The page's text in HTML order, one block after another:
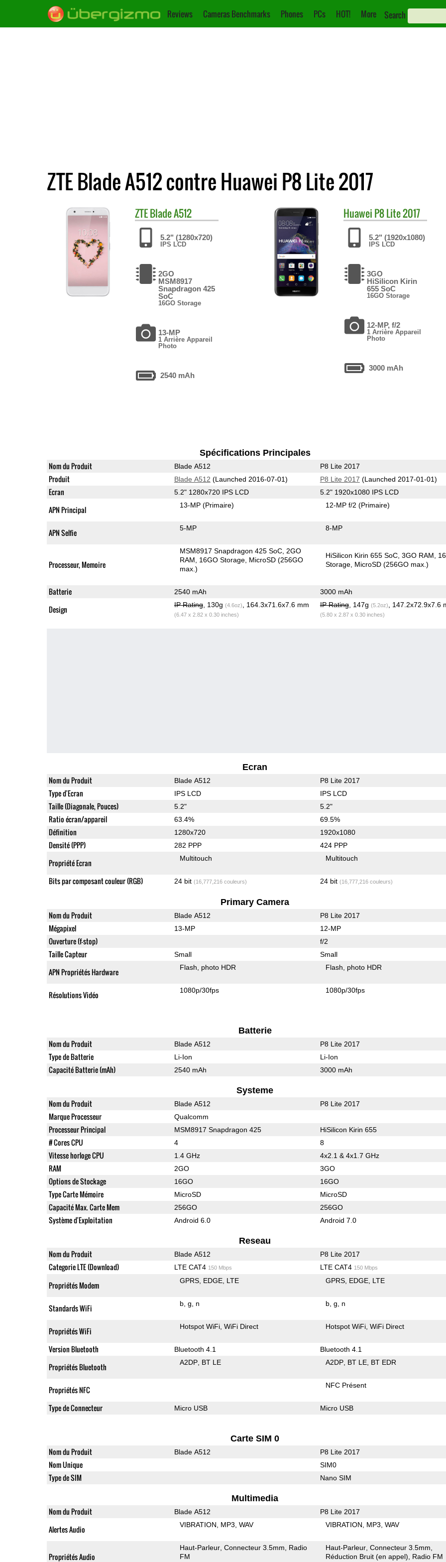
Reviews Cameras Benchmarks Phones PCs HOT! More Search
ZTE Blade A512 contre Huawei P8 Lite 2017
ZTEBlade A512
5.2" (1280x720)
IPS LCD
2GO
MSM8917
Snapdragon 425
SoC
16GO Storage
13-MP
1 Arrière Appareil
Photo
2540 mAh
Huawei P8 Lite 2017
5.2" (1920x1080)
IPS LCD
3GO
HiSilicon Kirin
655 SoC
16GO Storage
12-MP, f/2
1 Arrière Appareil
Photo
3000 mAh
Spécifications Principales
Nom du Produit Blade A512 P8 Lite 2017
Produit Blade A512 (Launched 2016-07-01) P8 Lite 2017 (Launched 2017-01-01)
Ecran 5.2" 1280x720 IPS LCD 5.2" 1920x1080 IPS LCD
APN Principal 13-MP(Primaire) 12-MP f/2(Primaire)
APN Selfie 5-MP 8-MP
Processeur, Memoire
MSM8917 Snapdragon 425 SoC 2GO
RAM
16GO Storage MicroSD (256GO
max.)
HiSilicon Kirin 655 SoC 3GO RAM
Storage MicroSD (256GO max.)
Batterie 2540 mAh 3000 mAh
Design IP Rating, 130g (4.6oz) , 164.3x71.6x7.6 mm
(6.47 x 2.82 x 0.30 inches)
IP Rating, 147g (5.2oz) , 147.2x72.9x7.6
(5.80 x 2.87 x 0.30 inches)
Ecran
Nom du Produit Blade A512 P8 Lite 2017
Type d'Ecran IPS LCD IPS LCD
Taille (Diagonale, Pouces) 5.2" 5.2"
Ratio écran/appareil 63.4% 69.5%
Définition 1280x720 1920x1080
Densité (PPP) 282 PPP 424 PPP
Propriété Ecran Multitouch Multitouch
Bits par composant couleur (RGB) 24 bit (16,777,216 couleurs) 24 bit (16,777,216 couleurs)
Primary Camera
Nom du Produit Blade A512 P8 Lite 2017
Mégapixel 13-MP 12-MP
Ouverture (f-stop) f/2
Taille Capteur Small Small
APN Propriétés Hardware Flash photo HDR Flash photo HDR
Résolutions Vidéo 1080p/30fps 1080p/30fps
Batterie
Nom du Produit Blade A512 P8 Lite 2017
Type de Batterie Li-Ion Li-Ion
Capacité Batterie (mAh) 2540 mAh 3000 mAh
Systeme
Nom du Produit Blade A512 P8 Lite 2017
Marque Processeur Qualcomm
Processeur Principal MSM8917 Snapdragon 425 HiSilicon Kirin 655
# Cores CPU 4 8
Vitesse horloge CPU 1.4 GHz 4x2.1 & 4x1.7 GHz
RAM 2GO 3GO
Options de Stockage 16GO 16GO
Type Carte Mémoire MicroSD MicroSD
Capacité Max. Carte Mem 256GO 256GO
Système d'Exploitation Android 6.0 Android 7.0
Reseau
Nom du Produit Blade A512 P8 Lite 2017
Categorie LTE (Download) LTE CAT4 150 Mbps LTE CAT4 150 Mbps
Propriétés Modem GPRS EDGE LTE GPRS EDGE LTE
Standards WiFi b g n b g n
Propriétés WiFi Hotspot WiFi WiFi Direct Hotspot WiFi WiFi Direct
Version Bluetooth Bluetooth 4.1 Bluetooth 4.1
Propriétés Bluetooth A2DP BT LE A2DP BT LE BT EDR
Propriétés NFC NFC Présent
Type de Connecteur Micro USB Micro USB
Carte SIM 0
Nom du Produit Blade A512 P8 Lite 2017
Nom Unique SIM0
Type de SIM Nano SIM
Multimedia
Nom du Produit Blade A512 P8 Lite 2017
Alertes Audio VIBRATION MP3 WAV VIBRATION MP3 WAV
Propriétés Audio
Haut-Parleur Connecteur 3.5mm
Radio
FM
Haut-Parleur Connecteur 3.5mm
Réduction Bruit (en appel)
Radio FM